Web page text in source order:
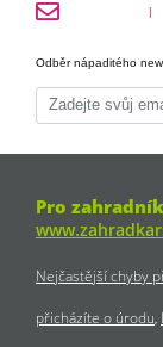
|
Odběr nápaditého
Pro
Nejčastější chyby
přicházíte o úrodu